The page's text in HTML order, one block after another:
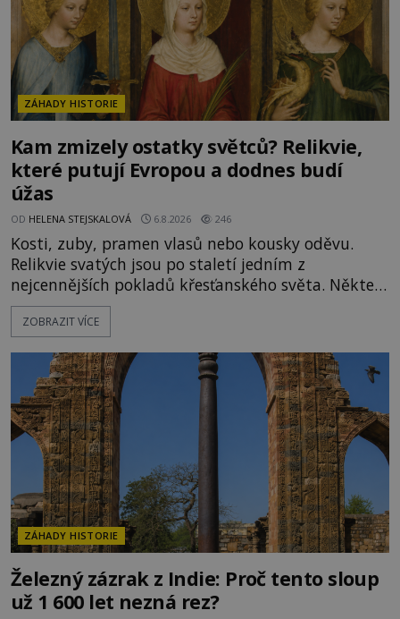
ZÁHADY HISTORIE
Kam zmizely ostatky světců? Relikvie,
které putují Evropou a dodnes budí
úžas
OD HELENA STEJSKALOVÁ 6.8.2026 246
Kosti, zuby, pramen vlasů nebo kousky oděvu.
Relikvie svatých jsou po staletí jedním z
nejcennějších pokladů křesťanského světa. Některé
mají pečlivě doloženou historii, jiné provází
záhady, krádeže i nečekané objevy. Jejich osudy
o skutečné historické události. Ve středověké
Evropě mají relikvie mimořádnou hodnotu. Nejsou
jen předmětem úcty
ZOBRAZIT VÍCE
ZÁHADY HISTORIE
Železný zázrak z Indie: Proč tento sloup
už 1 600 let nezná rez?